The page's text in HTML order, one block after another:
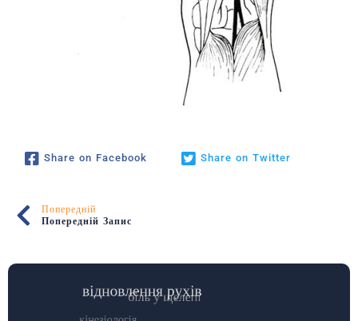
Share on Facebook Share on Twitter
Попередній
Попередній Запис